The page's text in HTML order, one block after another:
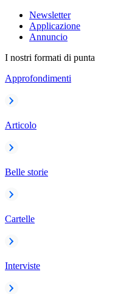
Newsletter
Applicazione
Annuncio
I nostri formati di punta
Approfondimenti
Articolo
Belle storie
Cartelle
Interviste